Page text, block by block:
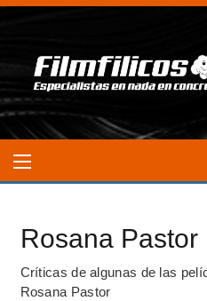
Rosana Pastor
Críticas de algunas de las
Rosana Pastor